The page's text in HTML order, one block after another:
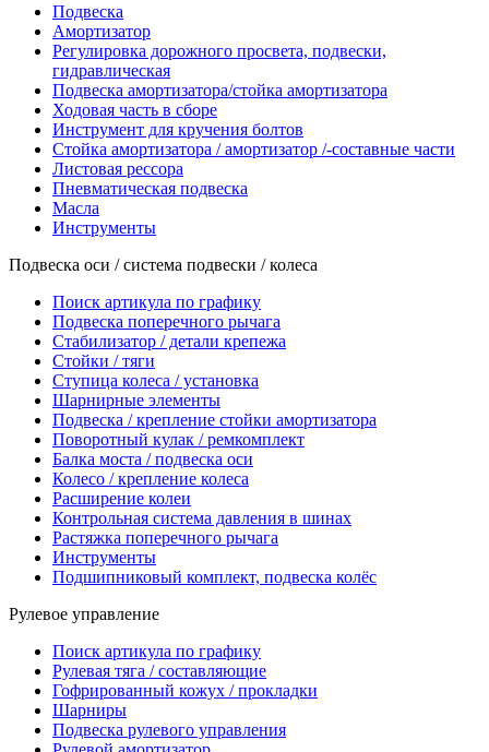
Подвеска
Амортизатор
Регулировка дорожного просвета, подвески,
гидравлическая
Подвеска амортизатора/стойка амортизатора
Ходовая часть в сборе
Инструмент для кручения болтов
Стойка амортизатора / амортизатор /-составные части
Листовая рессора
Пневматическая подвеска
Масла
Инструменты
Подвеска оси / система подвески / колеса
Поиск артикула по графику
Подвеска поперечного рычага
Стабилизатор / детали крепежа
Стойки / тяги
Ступица колеса / установка
Шарнирные элементы
Подвеска / крепление стойки амортизатора
Поворотный кулак / ремкомплект
Балка моста / подвеска оси
Колесо / крепление колеса
Расширение колеи
Контрольная система давления в шинах
Растяжка поперечного рычага
Инструменты
Подшипниковый комплект, подвеска колёс
Рулевое управление
Поиск артикула по графику
Рулевая тяга / составляющие
Гофрированный кожух / прокладки
Шарниры
Подвеска рулевого управления